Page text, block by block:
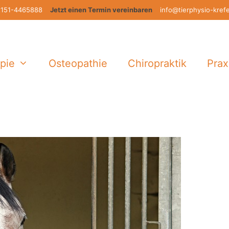
4465888 Jetzt einen Termin vereinbaren info@tierphysio-
Osteopathie Chiropraktik